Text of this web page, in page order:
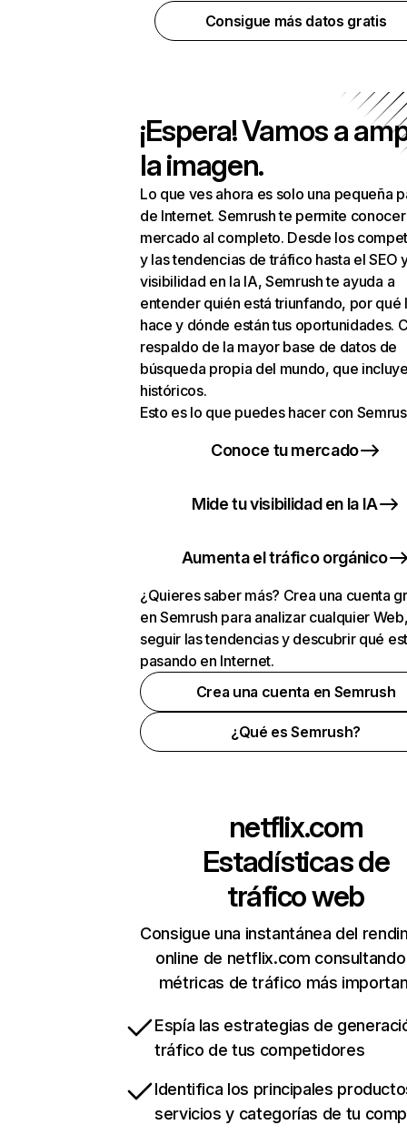
Consigue más datos gratis
¡Espera! Vamos a
la imagen.
Lo que ves ahora es solo una pequeña
de Internet. Semrush te permite
mercado al completo. Desde los
y las tendencias de tráfico hasta el SEO
visibilidad en la IA, Semrush te ayuda a
entender quién está triunfando, por qué
hace y dónde están tus oportunidades.
respaldo de la mayor base de datos de
búsqueda propia del mundo, que
históricos.
Esto es lo que puedes hacer con
Conoce tu mercado
Mide tu visibilidad en la IA
Aumenta el tráfico orgánico
¿Quieres saber más? Crea una cuenta
en Semrush para analizar cualquier
seguir las tendencias y descubrir qué
pasando en Internet.
Crea una cuenta en Semrush
¿Qué es Semrush?
netflix.com
Estadísticas de
tráfico web
Consigue una instantánea del
online de netflix.com
métricas de tráfico más
Espía las estrategias de
tráfico de tus competidores
Identifica los principales
servicios y categorías de tu